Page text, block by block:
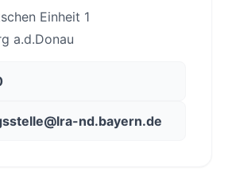
Einheit 1
a.d.Donau
nd.bayern.de